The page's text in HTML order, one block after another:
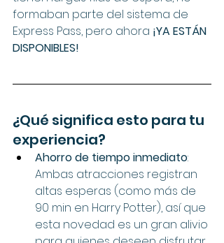
formaban parte del sistema de
Express Pass, pero ahora ¡YA ESTÁN
DISPONIBLES!
¿Qué significa esto para tu
experiencia?
Ahorro de tiempo inmediato:
Ambas atracciones registran
altas esperas (como más de
90 min en Harry Potter), así que
esta novedad es un gran alivio